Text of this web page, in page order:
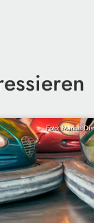
Foto: Markus